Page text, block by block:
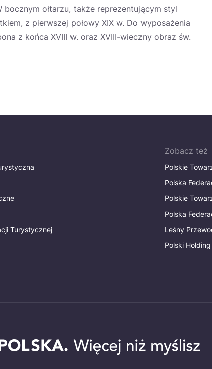
ołtarzu, także reprezentującym styl
z pierwszej połowy XIX w. Do wyposażenia
z końca XVIII w. oraz XVIII-wieczny obraz św.
Turystycznej
Zobacz też
Polskie
Polska
Polskie
Polska
Leśny
Polski